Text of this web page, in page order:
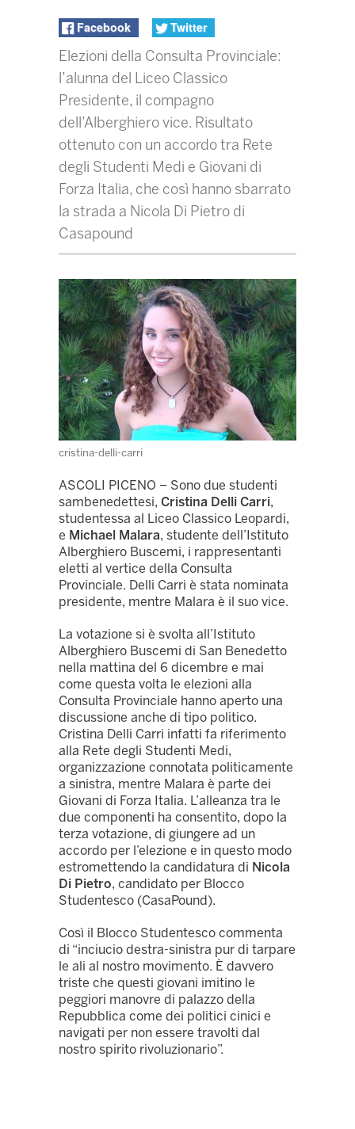
Facebook Twitter
Elezioni della Consulta Provinciale:
l’alunna del Liceo Classico
Presidente, il compagno
dell’Alberghiero vice. Risultato
ottenuto con un accordo tra Rete
degli Studenti Medi e Giovani di
Forza Italia, che così hanno sbarrato
la strada a Nicola Di Pietro di
Casapound
cristina-delli-carri
ASCOLI PICENO – Sono due studenti
sambenedettesi, Cristina Delli Carri,
studentessa al Liceo Classico Leopardi,
e Michael Malara, studente dell’Istituto
Alberghiero Buscemi, i rappresentanti
eletti al vertice della Consulta
Provinciale. Delli Carri è stata nominata
presidente, mentre Malara è il suo vice.
La votazione si è svolta all’Istituto
Alberghiero Buscemi di San Benedetto
nella mattina del 6 dicembre e mai
come questa volta le elezioni alla
Consulta Provinciale hanno aperto una
discussione anche di tipo politico.
Cristina Delli Carri infatti fa riferimento
alla Rete degli Studenti Medi,
organizzazione connotata politicamente
a sinistra, mentre Malara è parte dei
Giovani di Forza Italia. L’alleanza tra le
due componenti ha consentito, dopo la
terza votazione, di giungere ad un
accordo per l’elezione e in questo modo
estromettendo la candidatura di Nicola
Di Pietro, candidato per Blocco
Studentesco (CasaPound).
Così il Blocco Studentesco commenta
di “inciucio destra-sinistra pur di tarpare
le ali al nostro movimento. È davvero
triste che questi giovani imitino le
peggiori manovre di palazzo della
Repubblica come dei politici cinici e
navigati per non essere travolti dal
nostro spirito rivoluzionario”.